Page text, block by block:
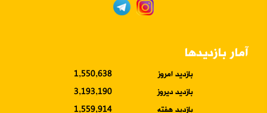
آمار بازدیدها
بازدید امروز
1,550,638
بازدید دیروز
3,193,190
بازدید هفته
1,559,914